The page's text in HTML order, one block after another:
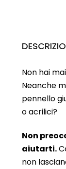
Non hai
Neanche
pennello
o acrilici?
Non
aiutarti.
non